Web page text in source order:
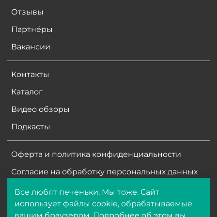
Отзывы
Партнёры
Вакансии
Контакты
Каталог
Видео обзоры
Подкасты
Оферта и политика конфиденциальности
Согласие на обработку персональных данных
ООО ФармБиолайн
ИНН7704513266
Все любят печеньки. Мы тоже. Сайт
использует файлы cookie, обрабатываемые